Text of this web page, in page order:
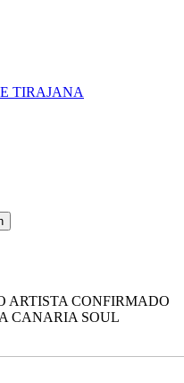
TIRAJANA
ARTISTA CONFIRMADO
CANARIA SOUL